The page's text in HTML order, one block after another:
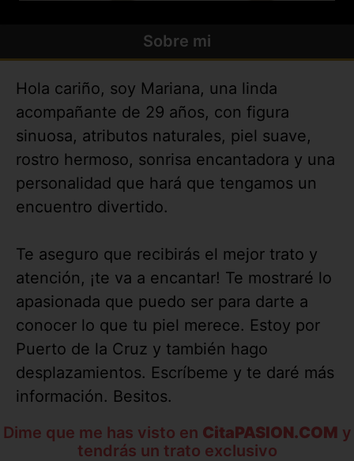
Sobre mi
Hola cariño, soy Mariana, una linda
acompañante de 29 años, con figura
sinuosa, atributos naturales, piel suave,
rostro hermoso, sonrisa encantadora y una
personalidad que hará que tengamos un
encuentro divertido.
Te aseguro que recibirás el mejor trato y
atención, ¡te va a encantar! Te mostraré lo
apasionada que puedo ser para darte a
conocer lo que tu piel merece. Estoy por
Puerto de la Cruz y también hago
desplazamientos. Escríbeme y te daré más
información. Besitos.
Dime que me has visto en CitaPASION.COM y
tendrás un trato exclusivo